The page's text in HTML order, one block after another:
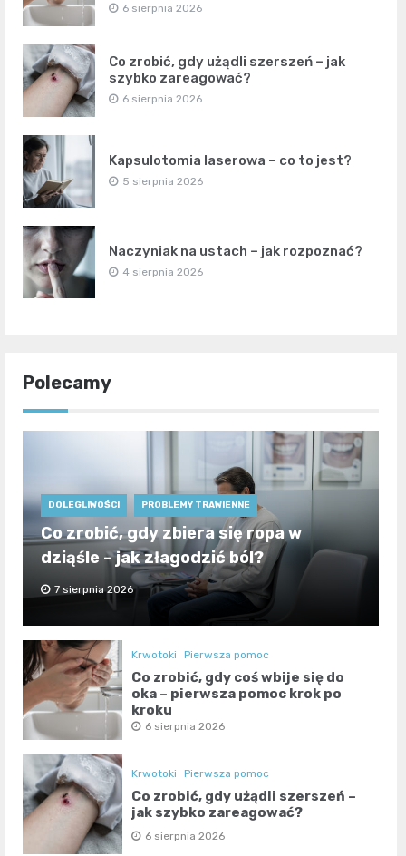
6 sierpnia 2026
Co zrobić, gdy użądli szerszeń – jak
szybko zareagować?
6 sierpnia 2026
Kapsulotomia laserowa – co to jest?
5 sierpnia 2026
Naczyniak na ustach – jak rozpoznać?
4 sierpnia 2026
Polecamy
DOLEGLIWOŚCI PROBLEMY TRAWIENNE
Co zrobić, gdy zbiera się ropa w
dziąśle – jak złagodzić ból?
7 sierpnia 2026
Krwotoki Pierwsza pomoc
Co zrobić, gdy coś wbije się do
oka – pierwsza pomoc krok po
kroku
6 sierpnia 2026
Krwotoki Pierwsza pomoc
Co zrobić, gdy użądli szerszeń –
jak szybko zareagować?
6 sierpnia 2026